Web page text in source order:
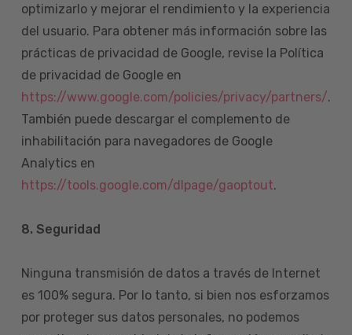
optimizarlo y mejorar el rendimiento y la experiencia
del usuario. Para obtener más información sobre las
prácticas de privacidad de Google, revise la Política
de privacidad de Google en
https://www.google.com/policies/privacy/partners/.
También puede descargar el complemento de
inhabilitación para navegadores de Google
Analytics en
https://tools.google.com/dlpage/gaoptout.
8. Seguridad
Ninguna transmisión de datos a través de Internet
es 100% segura. Por lo tanto, si bien nos esforzamos
por proteger sus datos personales, no podemos